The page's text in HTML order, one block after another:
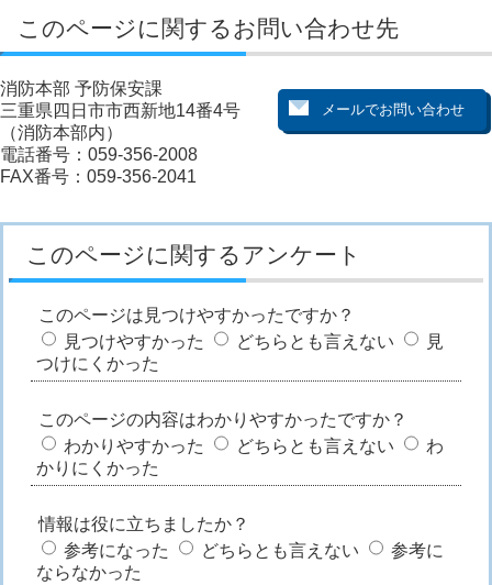
このページに関するお問い合わせ先
消防本部 予防保安課
三重県四日市市西新地14番4号
（消防本部内）
電話番号：059-356-2008
FAX番号：059-356-2041
このページに関するアンケート
このページは見つけやすかったですか？
見つけやすかった
どちらとも言えない
見
つけにくかった
このページの内容はわかりやすかったですか？
わかりやすかった
どちらとも言えない
わ
かりにくかった
情報は役に立ちましたか？
参考になった
どちらとも言えない
参考に
ならなかった